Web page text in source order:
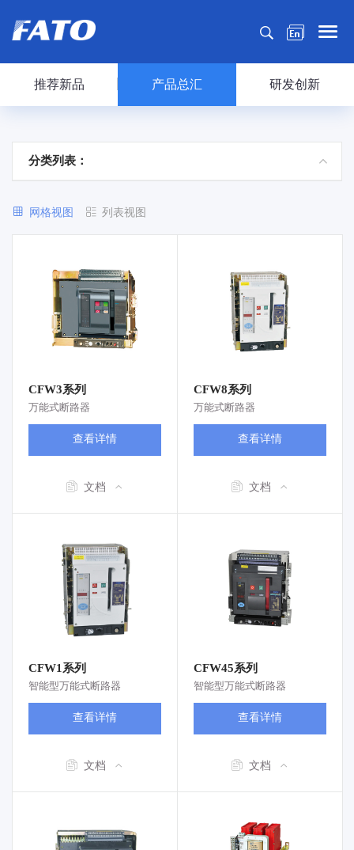
推荐新品 产品总汇 研发创新
分类列表：
网格视图 列表视图
CFW3系列
万能式断路器
查看详情
文档
CFW8系列
万能式断路器
查看详情
文档
CFW1系列
智能型万能式断路器
查看详情
文档
CFW45系列
智能型万能式断路器
查看详情
文档